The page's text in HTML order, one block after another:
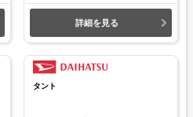
詳細を見る
タント